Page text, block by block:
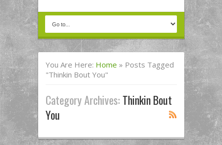
You Are Here: Home » Posts Tagged
"thinkin Bout You"
Category Archives:Thinkin Bout
You